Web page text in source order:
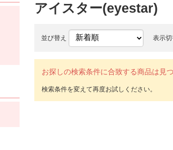
アイスター(eyestar)
並び替え 表示
お探しの検索条件に合致する商品は見